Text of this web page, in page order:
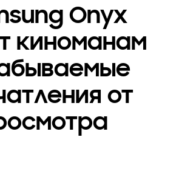
Onyx
киноманам
от